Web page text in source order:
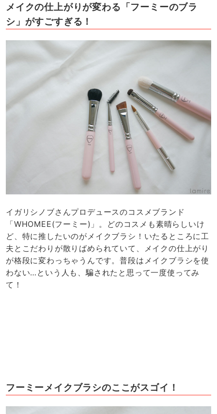
メイクの仕上がりが変わる「フーミーのブラ
シ」がすごすぎる！
イガリシノブさんプロデュースのコスメブランド
「WHOMEE(フーミー)」。どのコスメも素晴らしいけ
ど、特に推したいのがメイクブラシ！いたるところに工
夫とこだわりが散りばめられていて、メイクの仕上がり
が格段に変わっちゃうんです。普段はメイクブラシを使
わない…という人も、騙されたと思って一度使ってみ
て！
フーミーメイクブラシのここがスゴイ！